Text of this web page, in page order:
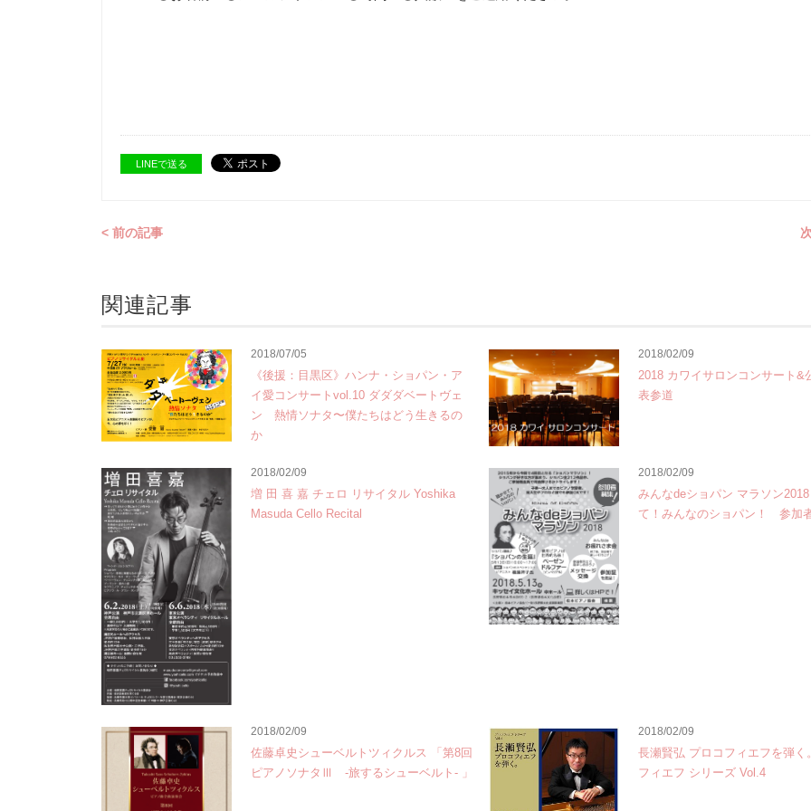
LINEで送る
< 前の記事
関連記事
2018/07/05
《後援：目黒区》ハンナ・ショパン・ア
イ愛コンサートvol.10 ダダダベートヴェ
ン 熱情ソナタ〜僕たちはどう生きるの
か
2018/02/09
2018 カワイサロンコンサート&
表参道
2018/02/09
増 田 喜 嘉 チェロ リサイタル Yoshika
Masuda Cello Recital
2018/02/09
みんなdeショパン マラソン
て！みんなのショパン！ 参加
2018/02/09
佐藤卓史シューベルトツィクルス 「第8回
ピアノソナタⅢ ‐旅するシューベルト‐ 」
2018/02/09
長瀬賢弘 プロコフィエフを弾く
フィエフ シリーズ Vol.4